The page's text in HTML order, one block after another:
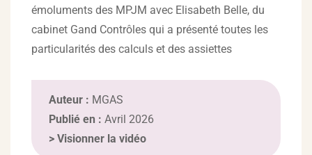
émoluments des MPJM avec Elisabeth Belle, du
cabinet Gand Contrôles qui a présenté toutes les
particularités des calculs et des assiettes
Auteur : MGAS
Publié en : Avril 2026
> Visionner la vidéo